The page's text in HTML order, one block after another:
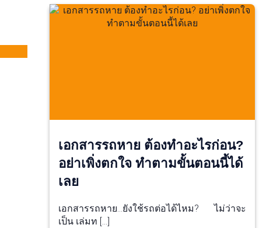
เอกสารรถหาย ต้องทำอะไรก่อน?
อย่าเพิ่งตกใจ ทำตามขั้นตอนนี้ได้
เลย
เอกสารรถหาย…ยังใช้รถต่อได้ไหม? ไม่ว่าจะ
เป็น เล่มท […]